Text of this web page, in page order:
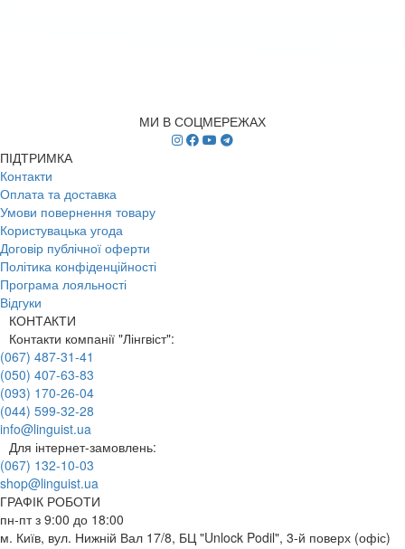
МИ В СОЦМЕРЕЖАХ
ПІДТРИМКА
Контакти
Оплата та доставка
Умови повернення товару
Користувацька угода
Договір публічної оферти
Політика конфіденційності
Програма лояльності
Відгуки
КОНТАКТИ
Контакти компанії "Лінгвіст":
(067) 487-31-41
(050) 407-63-83
(093) 170-26-04
(044) 599-32-28
info@linguist.ua
Для інтернет-замовлень:
(067) 132-10-03
shop@linguist.ua
ГРАФІК РОБОТИ
пн-пт з 9:00 до 18:00
м. Київ, вул. Нижній Вал 17/8, БЦ "Unlock Podil", 3-й поверх (офіс)